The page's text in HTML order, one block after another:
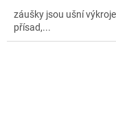
záušky jsou ušní
přísad,...